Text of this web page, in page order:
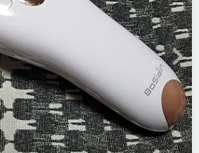
ステマっぽい
通う勇気がない人
が気になる部位だけ継続的に家で脱毛
だ理由
毛器としてのパワーや使い勝手の良さ
次回のリピート予定
多分リピートしない
、自分の肌の色、毛の質、肌質に合わ
できます。最初は一番弱いモードで打
照射レベルに合わせていくといいと思
熱いかなー？くらいで痛みはありませ
屈折部分はやはり照射漏れが多く、照
ゃんと照射できるサインになっている
肌に当ててちゃんと毛の色に反応しな
Next